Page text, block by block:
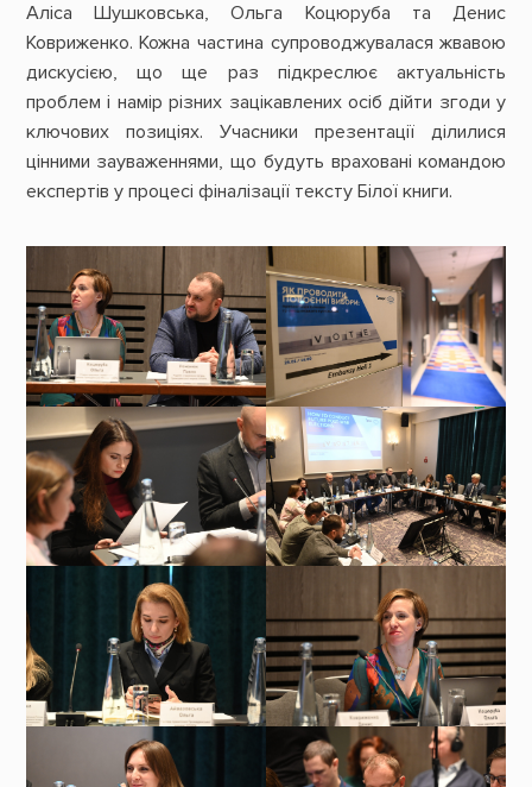
Аліса Шушковська, Ольга Коцюруба та Денис
Ковриженко. Кожна частина супроводжувалася жвавою
дискусією, що ще раз підкреслює актуальність
проблем і намір різних зацікавлених осіб дійти згоди у
ключових позиціях. Учасники презентації ділилися
цінними зауваженнями, що будуть враховані командою
експертів у процесі фіналізації тексту Білої книги.